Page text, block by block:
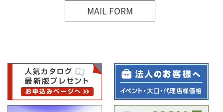
MAIL FORM